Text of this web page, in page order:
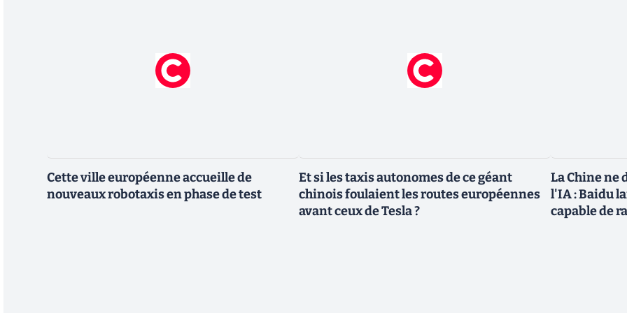
Cette ville européenne accueille de
nouveaux robotaxis en phase de test
Et si les taxis autonomes de ce géant
chinois foulaient les routes européennes
avant ceux de Tesla ?
La Chine ne
l'IA : Baidu
capable de